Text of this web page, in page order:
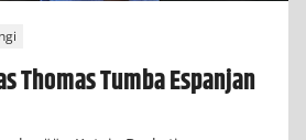
Thomas Tumba Espanjan